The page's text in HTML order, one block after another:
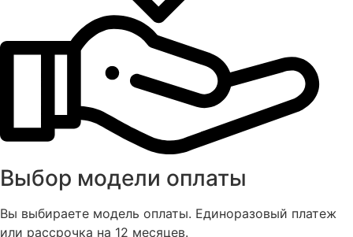
Выбор модели оплаты
Вы выбираете модель оплаты. Единоразовый платеж
или рассрочка на 12 месяцев.